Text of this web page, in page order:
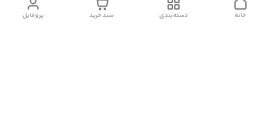
پروفایل سبد خرید دسته‌بندی خانه